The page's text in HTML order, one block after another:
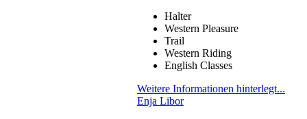
Halter
Western Pleasure
Trail
Western Riding
English Classes
Weitere Informationen hinterlegt...
Enja Libor